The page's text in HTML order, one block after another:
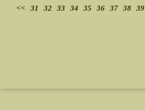
<< 31 32 33 34 35 36 37 38 39